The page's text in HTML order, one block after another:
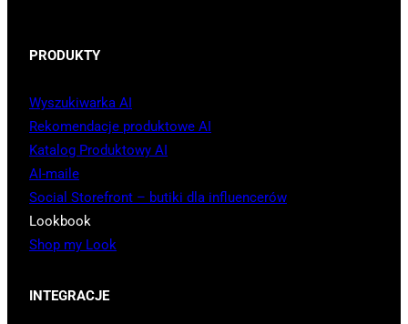
PRODUKTY
Wyszukiwarka AI
Rekomendacje produktowe AI
Katalog Produktowy AI
AI-maile
Social Storefront – butiki dla influencerów
Lookbook
Shop my Look
INTEGRACJE